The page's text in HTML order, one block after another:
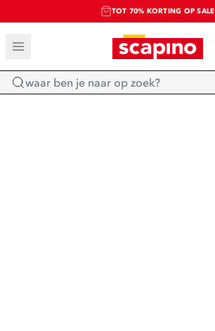
TOT 70% KORTING OP SALE
SALE: LAATSTE KANS!
SHOP NIEUW
Home